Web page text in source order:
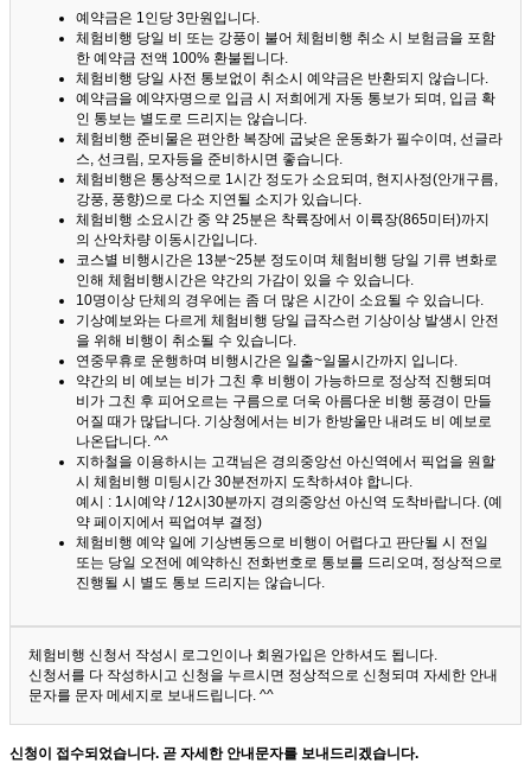
예약금은 1인당 3만원입니다.
체험비행 당일 비 또는 강풍이 불어 체험비행 취소 시 보험금을 포함
한 예약금 전액 100% 환불됩니다.
체험비행 당일 사전 통보없이 취소시 예약금은 반환되지 않습니다.
예약금을 예약자명으로 입금 시 저희에게 자동 통보가 되며, 입금 확
인 통보는 별도로 드리지는 않습니다.
체험비행 준비물은 편안한 복장에 굽낮은 운동화가 필수이며, 선글라
스, 선크림, 모자등을 준비하시면 좋습니다.
체험비행은 통상적으로 1시간 정도가 소요되며, 현지사정(안개구름,
강풍, 풍향)으로 다소 지연될 소지가 있습니다.
체험비행 소요시간 중 약 25분은 착륙장에서 이륙장(865미터)까지
의 산악차량 이동시간입니다.
코스별 비행시간은 13분~25분 정도이며 체험비행 당일 기류 변화로
인해 체험비행시간은 약간의 가감이 있을 수 있습니다.
10명이상 단체의 경우에는 좀 더 많은 시간이 소요될 수 있습니다.
기상예보와는 다르게 체험비행 당일 급작스런 기상이상 발생시 안전
을 위해 비행이 취소될 수 있습니다.
연중무휴로 운행하며 비행시간은 일출~일몰시간까지 입니다.
약간의 비 예보는 비가 그친 후 비행이 가능하므로 정상적 진행되며
비가 그친 후 피어오르는 구름으로 더욱 아름다운 비행 풍경이 만들
어질 때가 많답니다. 기상청에서는 비가 한방울만 내려도 비 예보로
나온답니다. ^^
지하철을 이용하시는 고객님은 경의중앙선 아신역에서 픽업을 원할
시 체험비행 미팅시간 30분전까지 도착하셔야 합니다.
예시 : 1시예약 / 12시30분까지 경의중앙선 아신역 도착바랍니다. (예
약 페이지에서 픽업여부 결정)
체험비행 예약 일에 기상변동으로 비행이 어렵다고 판단될 시 전일
또는 당일 오전에 예약하신 전화번호로 통보를 드리오며, 정상적으로
진행될 시 별도 통보 드리지는 않습니다.
체험비행 신청서 작성시 로그인이나 회원가입은 안하셔도 됩니다.
신청서를 다 작성하시고 신청을 누르시면 정상적으로 신청되며 자세한 안내
문자를 문자 메세지로 보내드립니다. ^^
신청이 접수되었습니다. 곧 자세한 안내문자를 보내드리겠습니다.